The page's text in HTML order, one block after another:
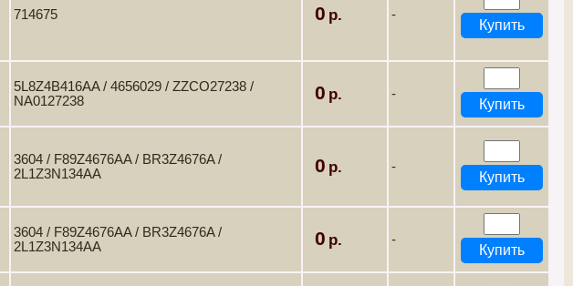
714675 0 -
5L8Z4B416AA / 4656029 / ZZCO27238 /
NA0127238
0 -
3604 / F89Z4676AA / BR3Z4676A /
2L1Z3N134AA
0 -
3604 / F89Z4676AA / BR3Z4676A /
2L1Z3N134AA
0 -